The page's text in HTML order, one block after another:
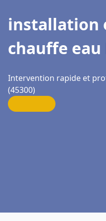
installation
chauffe
Intervention rapide et
(45300)